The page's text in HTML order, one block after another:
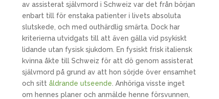
av assisterat självmord i Schweiz var det från början
enbart till för enstaka patienter i livets absoluta
slutskede, och med outhärdlig smärta. Dock har
kriterierna utvidgats till att även gälla vid psykiskt
lidande utan fysisk sjukdom. En fysiskt frisk italiensk
kvinna åkte till Schweiz för att dö genom assisterat
självmord på grund av att hon sörjde över ensamhet
och sitt åldrande utseende . Anhöriga visste inget
om hennes planer och anmälde henne försvunnen,